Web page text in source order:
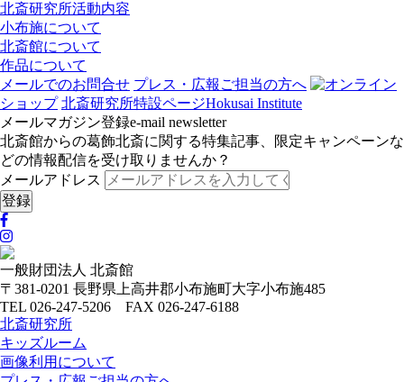
北斎研究所活動内容
小布施について
北斎館について
作品について
メールでのお問合せ プレス・広報ご担当の方へ
オンライン
ショップ 北斎研究所特設ページHokusai Institute
メールマガジン登録e-mail newsletter
北斎館からの葛飾北斎に関する特集記事、限定キャンペーンな
どの情報配信を受け取りませんか？
メールアドレス
一般財団法人 北斎館
〒381-0201 長野県上高井郡小布施町大字小布施485
TEL 026-247-5206 FAX 026-247-6188
北斎研究所
キッズルーム
画像利用について